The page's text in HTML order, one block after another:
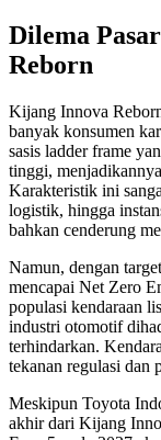
Dilema
Reborn
Kijang Innova
banyak konsumen
sasis ladder frame
tinggi,
Karakteristik ini
logistik, hingga
bahkan cenderung
Namun, dengan
mencapai Net Zero
populasi kendaraan
industri otomotif
terhindarkan.
tekanan regulasi dan
Meskipun Toyota
akhir dari Kijang